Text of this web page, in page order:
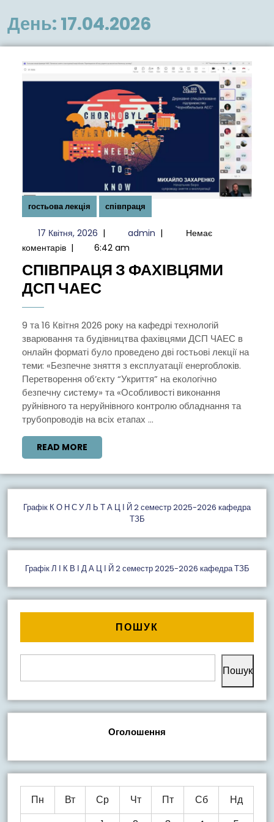
меню
День: 17.04.2026
гостьова лекція співпраця
17 Квітня, 202617
Квітня,
| admin admin
|
Немає
коментарів | 6:42 am
СПІВПРАЦЯ З ФАХІВЦЯМИ
ДСП ЧАЕССПІВПРАЦЯ
ФАХІВЦЯМИ
ДСП
ЧАЕС
9 та 16 Квітня 2026 року на кафедрі технологій
зварювання та будівництва фахівцями ДСП ЧАЕС в
онлайн форматі було проведено дві гостьові лекції на
теми: «Безпечне зняття з експлуатації енергоблоків.
Перетворення об’єкту “Укриття” на екологічно
безпечну систему» та «Особливості виконання
руйнівного та неруйнівного контролю обладнання та
трубопроводів на всіх етапах ...
READ MORE
MORE
Графiк К О Н С У Л Ь Т А Ц І Й 2 семестр 2025-2026 кафедра
ТЗБ
Графік Л І К В І Д А Ц І Й 2 семестр 2025-2026 кафедра ТЗБ
ПОШУК
Пошук
Оголошення
Пн Вт Ср Чт Пт Сб
Нд